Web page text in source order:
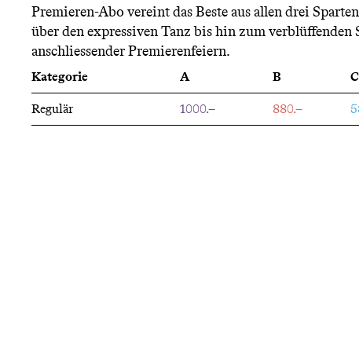
Premieren-Abo vereint das Beste aus allen drei
über den expressiven Tanz bis hin zum verblüffenden
anschliessender Premierenfeiern.
Kategorie A B C
Regulär
1000.– 880.–